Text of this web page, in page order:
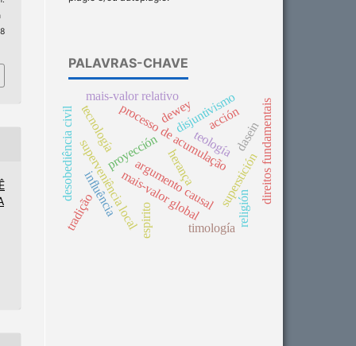
PALAVRAS-CHAVE
argumento causalsuperstición
proyección
processo de acumulação
mais-valor global
mais-valor relativo
superveniência local
disjuntivismo
religión
tecnología dewey
teología direitos fundamentais
espirito
influência
desobediência civil dasein
herança
tradição timología
acción